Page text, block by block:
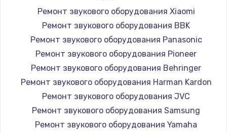
Заказать
Восстановление цепи питания, пайка
880 руб.
Заказать
Программный ремонт/прошивка
390 руб.
Заказать
Ремонт звукового оборудования Xiaomi
Ремонт звукового оборудования BBK
Ремонт звукового оборудования Panasonic
Ремонт звукового оборудования Pioneer
Ремонт звукового оборудования Behringer
Ремонт звукового оборудования Harman Kardon
Ремонт звукового оборудования JVC
Ремонт звукового оборудования Samsung
Ремонт звукового оборудования Yamaha